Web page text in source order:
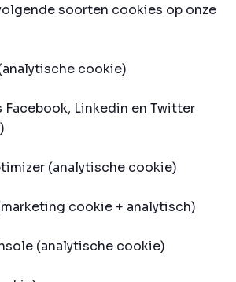
soorten cookies op onze
cookie)
Facebook, Linkedin en Twitter
(analytische cookie)
cookie + analytisch)
(analytische cookie)